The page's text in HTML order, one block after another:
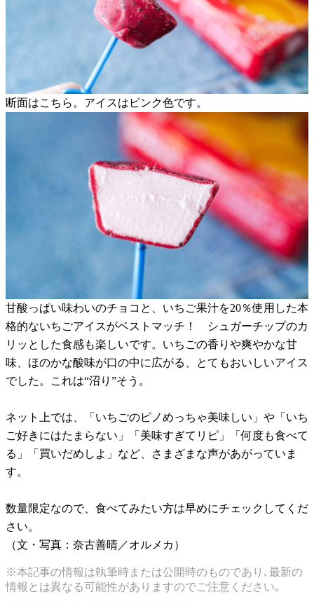
断面はこちら。アイスはピンク色です。
甘酸っぱい味わいのチョコと、いちご果汁を20％使用した本
格的ないちごアイスがベストマッチ！ シュガーチップのカ
リッとした食感も楽しいです。いちごの香りや爽やかな甘
味、ほのかな酸味が口の中に広がる、とてもおいしいアイス
でした。これは“沼り”そう。
ネット上では、「いちごのピノめっちゃ美味しい」や「いち
ご好きにはたまらない」「美味すぎてリピ」「何度も食べて
る」「買いだめしよ」など、さまざまな声があがっていま
す。
数量限定なので、食べてみたい方は早めにチェックしてくだ
さい。
（文・写真：奈古善晴／オルメカ）
※本記事の情報は執筆時または公開時のものであり､最新の
情報とは異なる可能性がありますのでご注意ください｡